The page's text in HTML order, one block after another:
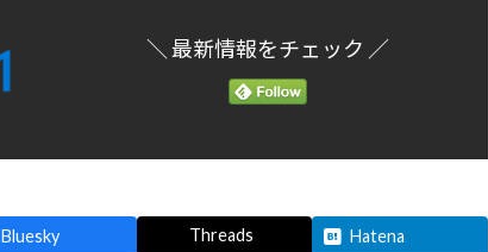
＼ 最新情報をチェック ／
Bluesky Threads Hatena